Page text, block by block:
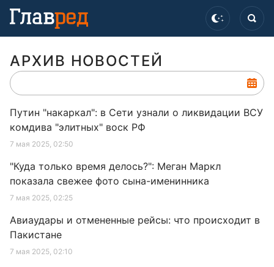
АРХИВ НОВОСТЕЙ
Путин "накаркал": в Сети узнали о ликвидации ВСУ
комдива "элитных" воск РФ
7 мая 2025, 02:50
"Куда только время делось?": Меган Маркл
показала свежее фото сына-именинника
7 мая 2025, 02:25
Авиаудары и отмененные рейсы: что происходит в
Пакистане
7 мая 2025, 02:10